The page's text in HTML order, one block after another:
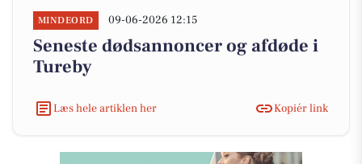
MINDEORD 09-06-2026 12:15
Seneste dødsannoncer og afdøde i
Tureby
Læs hele artiklen her Kopiér link